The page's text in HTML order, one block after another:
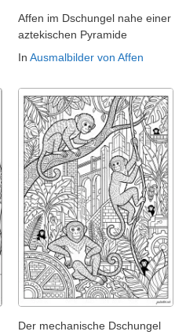
Affen im Dschungel nahe einer
aztekischen Pyramide
In Ausmalbilder von Affen
Der mechanische Dschungel